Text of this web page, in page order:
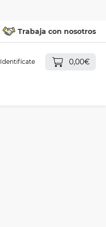
Trabaja con nosotros
Identifícate 0,00€